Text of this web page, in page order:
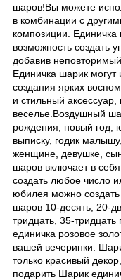
шаров!Вы можете
в комбинации с
композиции. Единичка
возможность создать
добавив
Единичка шарик могут
создания ярких
и стильный
веселье.Воздушный
рождения, новый год,
выписку, годик
женщине, девушке,
шаров включает в
создать любое число
юбилея можно
шаров 10-десять, 20-
тридцать, 35-
единичка розовое
вашей вечеринки.
только красивый
подарить Шарик